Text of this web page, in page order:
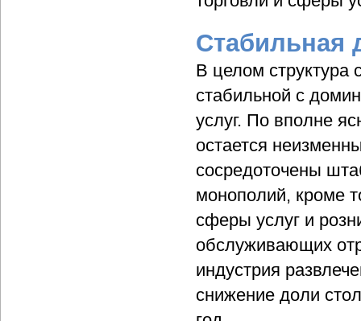
Стабильная
В целом структура
стабильной с
услуг. По вполне
остается
сосредоточены
монополий, кроме
сферы услуг и
обслуживающих
индустрия
снижение доли